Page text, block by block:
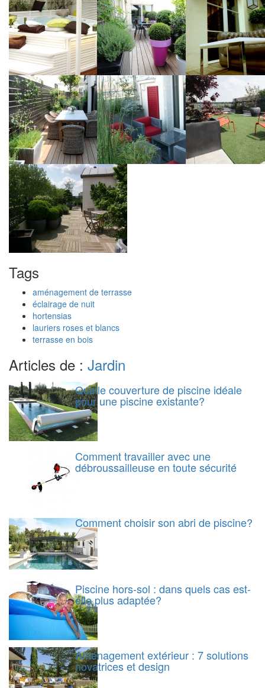
Tags
aménagement de terrasse
éclairage de nuit
hortensias
lauriers roses et blancs
terrasse en bois
Articles de : Jardin
Quelle couverture de piscine idéale
pour une piscine existante?
Comment travailler avec une
débroussailleuse en toute sécurité
Comment choisir son abri de piscine?
Piscine hors-sol : dans quels cas est-
elle plus adaptée?
Aménagement extérieur : 7 solutions
novatrices et design